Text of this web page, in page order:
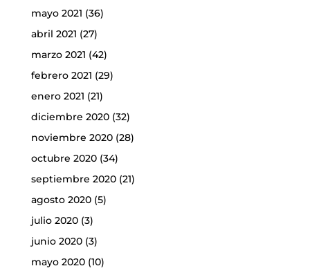
mayo 2021 (36)
abril 2021 (27)
marzo 2021 (42)
febrero 2021 (29)
enero 2021 (21)
diciembre 2020(32)
noviembre 2020(28)
octubre 2020(34)
septiembre 2020(21)
agosto 2020(5)
julio 2020(3)
junio 2020(3)
mayo 2020(10)